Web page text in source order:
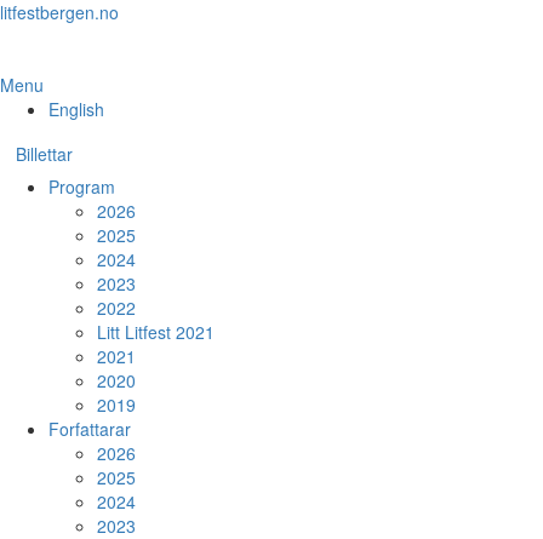
Skip
content
litfestbergen.no
Menu
English
Billettar
Program
2026
2025
2024
2023
2022
Litt Litfest 2021
2021
2020
2019
Forfattarar
2026
2025
2024
2023